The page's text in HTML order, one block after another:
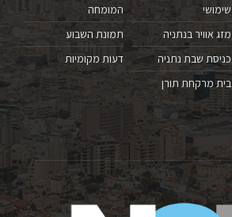
שימושי
מזג אוויר בנתניה
כניסת שבת נתניה
בית מרקחת תורן
המומחה
תמונת השבוע
דעות מקומיות